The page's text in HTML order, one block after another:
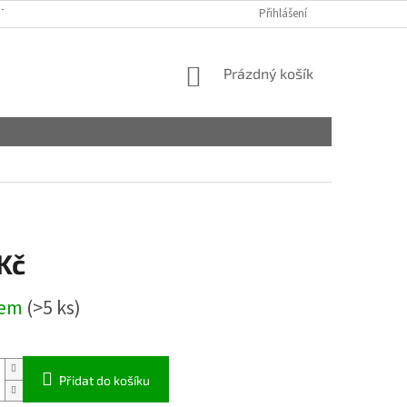
PODMÍNKY OCHRANY OSOBNÍCH
Přihlášení
NÁKUPNÍ
Prázdný košík
(>5 ks)
Přidat do košíku